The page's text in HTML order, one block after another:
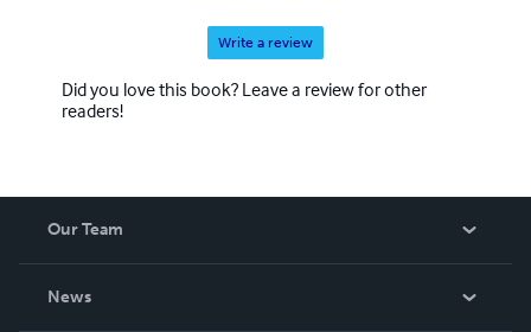
Write a review
Did you love this book? Leave a review for other
readers!
Our Team
News